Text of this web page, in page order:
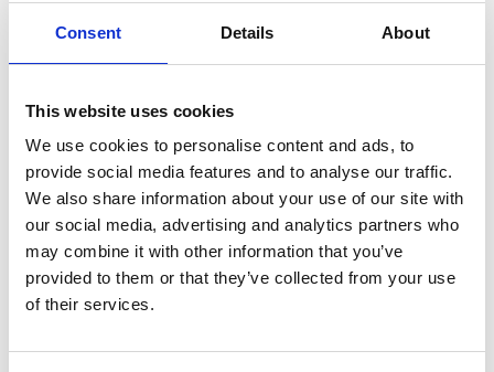
Consent Details About
This website uses cookies
We use cookies to personalise content and ads, to
provide social media features and to analyse our traffic.
We also share information about your use of our site with
our social media, advertising and analytics partners who
may combine it with other information that you’ve
provided to them or that they’ve collected from your use
of their services.
Beschreibung
DasASC AGS (Advantaged Guardrail System)
Rollgerüsterfüllt die neue Norm. Ab dem 1. Januar 2018 muss
beim Betreten der nächsten Plattform in einem Rollgerüst immer
ein Handlauf vorhanden sein. Bei diesem AGS-Rollgerüst ist vor
dem Aufsteigen immer ein Handlauf vorhanden.